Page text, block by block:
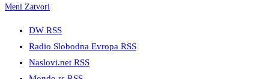
Meni Zatvori
DW RSS
Radio Slobodna Evropa RSS
Naslovi.net RSS